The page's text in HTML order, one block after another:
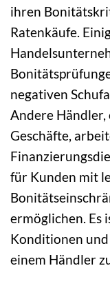
ihren
Ratenkäufe.
negativen
Andere
Geschäfte,
für Kunden mit
ermöglichen. Es
Konditionen
einem Händler